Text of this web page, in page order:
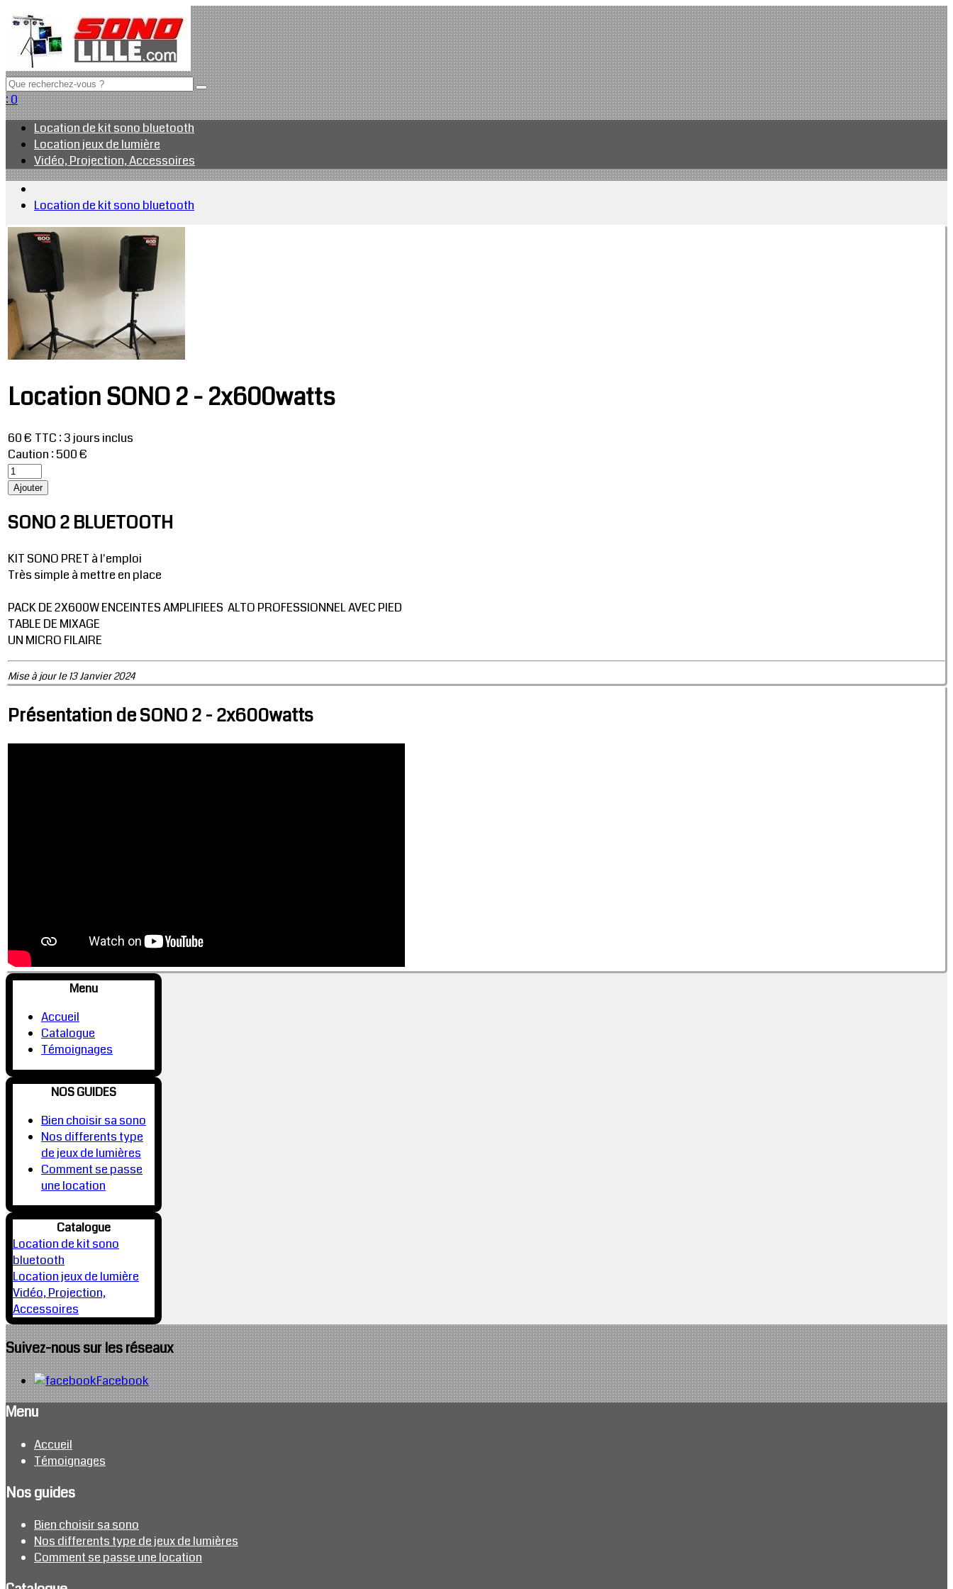
:0
Location de kit sono bluetooth
Location jeux de lumière
Vidéo, Projection, Accessoires
Location de kit sono bluetooth
Location SONO 2 - 2x600watts
60 € TTC : 3 jours inclus
Caution : 500 €
SONO 2 BLUETOOTH
KIT SONO PRET à l'emploi
Très simple à mettre en place
PACK DE 2X600W ENCEINTES AMPLIFIEES ALTO PROFESSIONNEL AVEC PIED
TABLE DE MIXAGE
UN MICRO FILAIRE
Mise à jour le 13 Janvier 2024
Présentation de SONO 2 - 2x600watts
Menu
Accueil
Catalogue
Témoignages
NOS GUIDES
Bien choisir sa sono
Nos differents type
de jeux de lumières
Comment se passe
une location
Catalogue
Location de kit sono
bluetooth
Location jeux de lumière
Vidéo, Projection,
Accessoires
Suivez-nous sur les réseaux
Facebook
Menu
Accueil
Témoignages
Nos guides
Bien choisir sa sono
Nos differents type de jeux de lumières
Comment se passe une location